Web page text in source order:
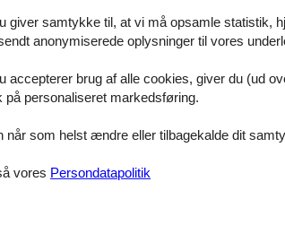
1 Stellplatz zur Verfügung. Rauchmelder
solider Ausstattung und kurzen Wegen zu
Personen
Kleiderschrank
Personen
Kleiderschrank
giver samtykke til, at vi må opsamle statistik,
anonymiserede oplysninger til vores
accepterer brug af alle cookies, giver du (ud
på personaliseret markedsføring.
når som helst ændre eller tilbagekalde dit
vores Persondatapolitik